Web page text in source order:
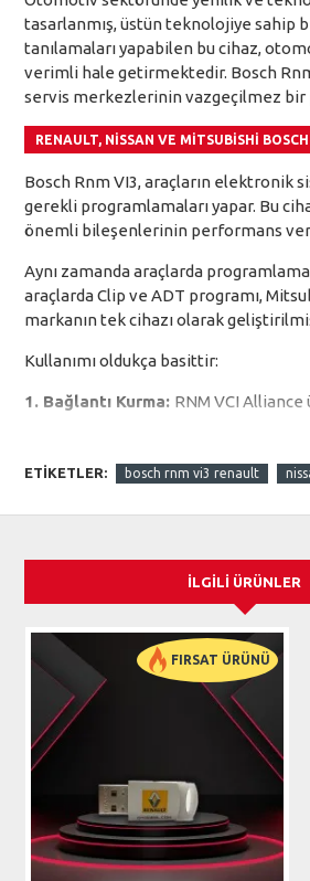
tasarlanmış, üstün teknolojiye sahip
tanılamaları yapabilen bu cihaz,
verimli hale getirmektedir. Bosch
servis merkezlerinin vazgeçilmez bir
RENAULT, NISSAN VE MITSUBISHI
Bosch Rnm VI3, araçların elektronik
gerekli programlamaları yapar. Bu
önemli bileşenlerinin performans
Aynı zamanda araçlarda
araçlarda Clip ve ADT programı,
markanın tek cihazı olarak
Kullanımı oldukça basittir:
1. Bağlantı Kurma: RNM VCI Alliance
3. Araç Tanılama:Yazılımı başlatın
NEDEN BOSCH RNM VI3?
Bosch Rnm VI3, otomotiv tanılama
Mitsubishi gibi markaların özel
benzerlerinden ayırır. Her
Rnm VI3, zaman ve maliyet tasarrufu
Ürün İçeriği ve Teknik Özellikler
Kutu İçeriği:
1 adet RNM VCI Alliance Ünitesi
2 adet Wi-Fi Dongle USB
1 adet 3 metre uzunluğunda
ETIKETLER: bosch rnm vi3 renault
İLGILI ÜRÜNLER
FIRSAT ÜRÜNÜ